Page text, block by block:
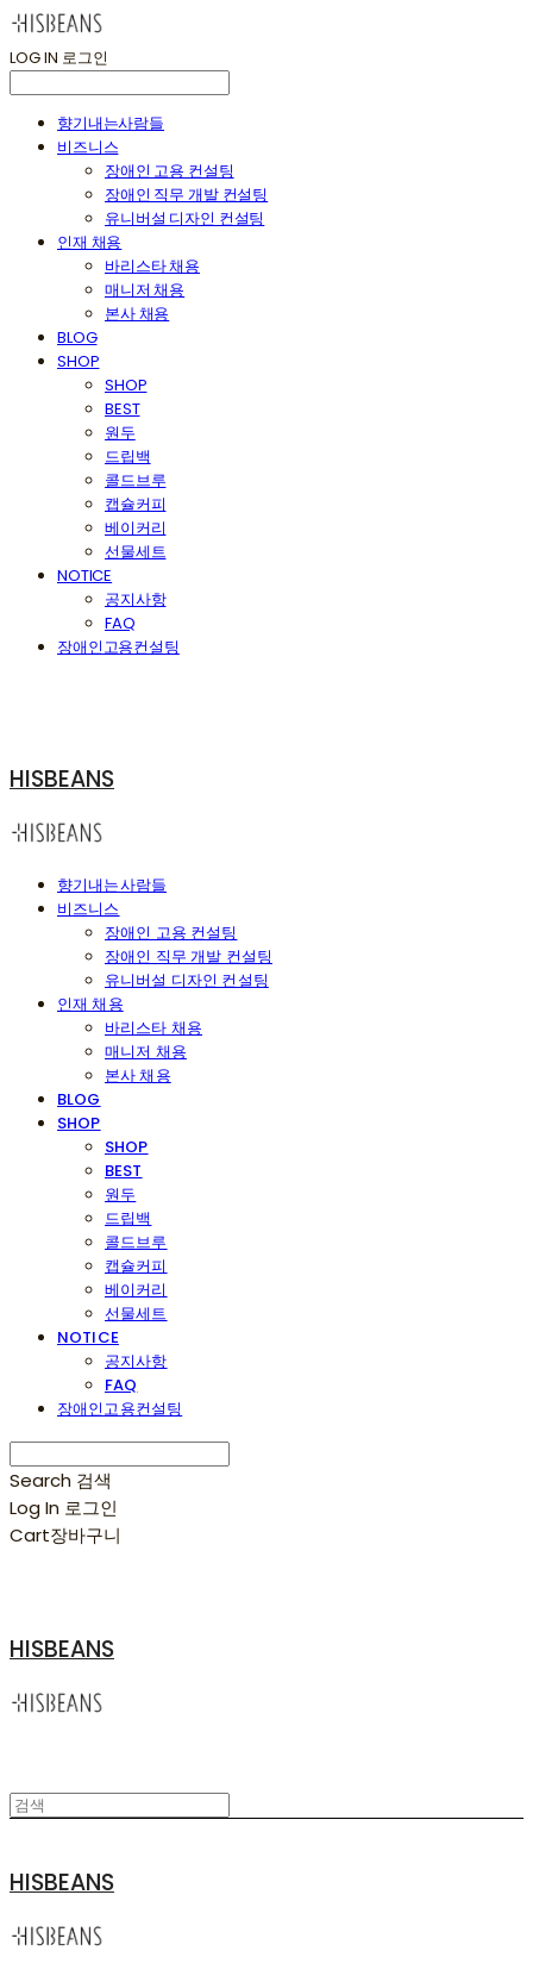
LOG IN 로그인
향기내는사람들
비즈니스
장애인 고용 컨설팅
장애인 직무 개발 컨설팅
유니버설 디자인 컨설팅
인재 채용
바리스타 채용
매니저 채용
본사 채용
BLOG
SHOP
SHOP
BEST
원두
드립백
콜드브루
캡슐커피
베이커리
선물세트
NOTICE
공지사항
FAQ
장애인고용컨설팅
HISBEANS
향기내는사람들
비즈니스
장애인 고용 컨설팅
장애인 직무 개발 컨설팅
유니버설 디자인 컨설팅
인재 채용
바리스타 채용
매니저 채용
본사 채용
BLOG
SHOP
SHOP
BEST
원두
드립백
콜드브루
캡슐커피
베이커리
선물세트
NOTICE
공지사항
FAQ
장애인고용컨설팅
Search 검색
Log In 로그인
Cart장바구니
HISBEANS
HISBEANS